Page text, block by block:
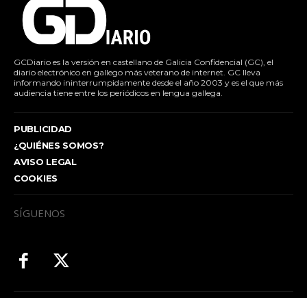
GCDiario es la versión en castellano de Galicia Confidencial (GC), el
diario electrónico en gallego más veterano de internet. GC lleva
informando ininterrumpidamente desde el año 2003 y es el que más
audiencia tiene entre los periódicos en lengua gallega.
PUBLICIDAD
¿QUIÉNES SOMOS?
AVISO LEGAL
COOKIES
SÍGUENOS